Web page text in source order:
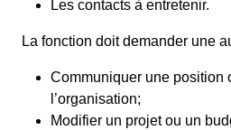
Les contacts à entretenir.
La fonction doit demander une
Communiquer une position
l’organisation;
Modifier un projet ou un